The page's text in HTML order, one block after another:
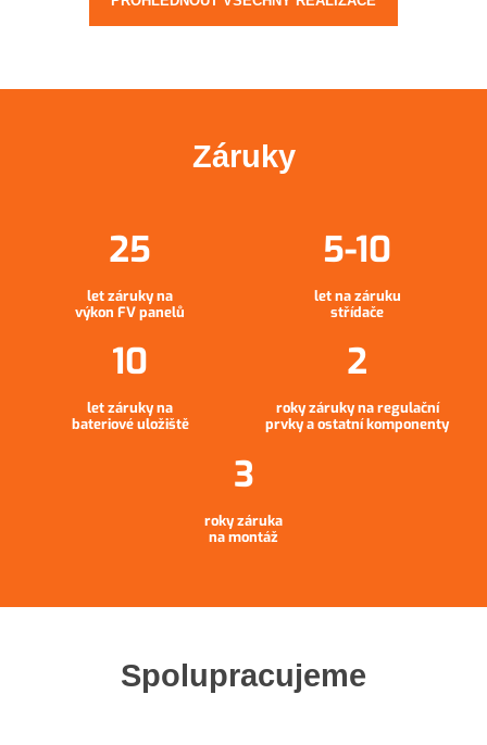
Záruky
let záruky na
výkon FV panelů
let na záruku
střídače
let záruky na
bateriové uložiště
roky záruky na regulační
prvky a ostatní komponenty
roky záruka
na montáž
Spolupracujeme